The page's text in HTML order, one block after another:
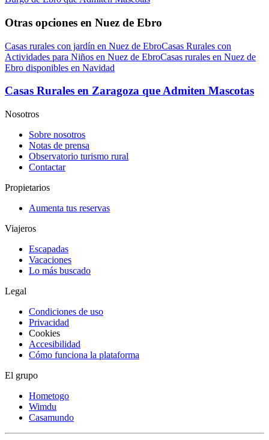
Otras opciones en Nuez de Ebro
Casas rurales con jardín en Nuez de EbroCasas Rurales con
Actividades para Niños en Nuez de EbroCasas rurales en Nuez de
Ebro disponibles en Navidad
Casas Rurales en Zaragoza que Admiten Mascotas
Nosotros
Sobre nosotros
Notas de prensa
Observatorio turismo rural
Contactar
Propietarios
Aumenta tus reservas
Viajeros
Escapadas
Vacaciones
Lo más buscado
Legal
Condiciones de uso
Privacidad
Cookies
Accesibilidad
Cómo funciona la plataforma
El grupo
Hometogo
Wimdu
Casamundo